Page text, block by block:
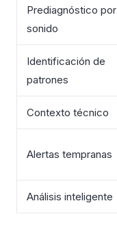
Prediagnóstico por
sonido
Identificación de
patrones
Contexto técnico
Alertas tempranas
Análisis inteligente